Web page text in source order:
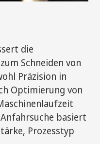
die
Schneiden von
Präzision in
Optimierung von
basiert
Prozesstyp